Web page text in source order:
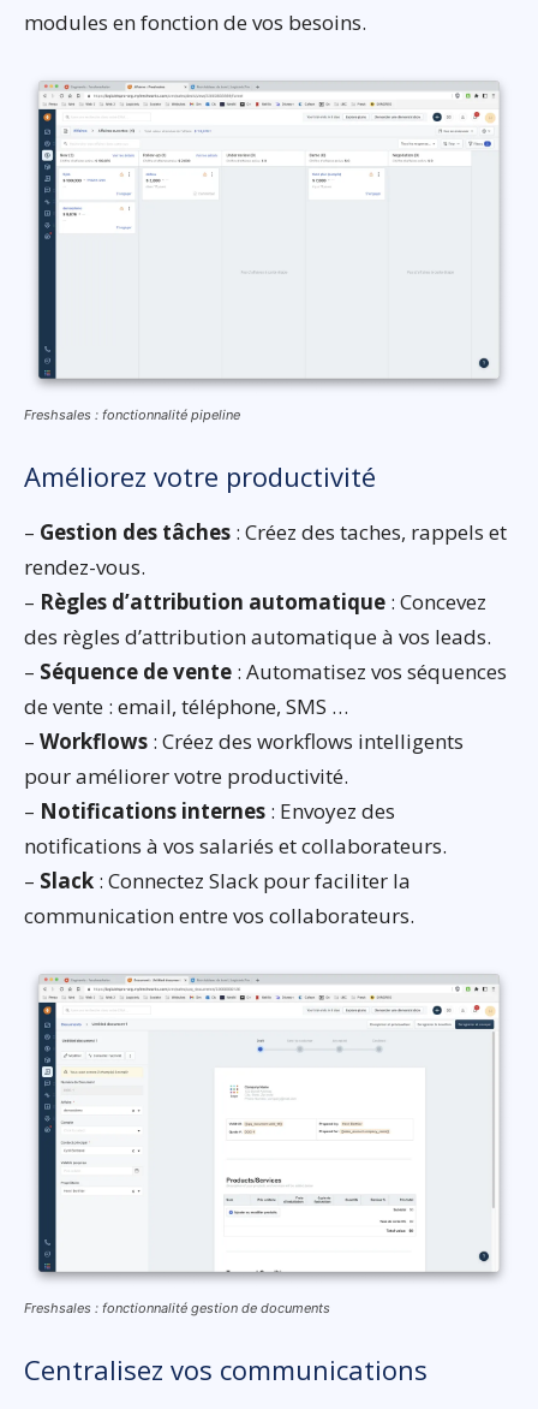
modules en fonction de vos besoins.
Freshsales : fonctionnalité pipeline
Améliorez votre productivité
– Gestion des tâches : Créez des taches, rappels et
rendez-vous.
– Règles d’attribution automatique : Concevez
des règles d’attribution automatique à vos leads.
– Séquence de vente : Automatisez vos séquences
de vente : email, téléphone, SMS …
– Workflows : Créez des workflows intelligents
pour améliorer votre productivité.
– Notifications internes : Envoyez des
notifications à vos salariés et collaborateurs.
– Slack : Connectez Slack pour faciliter la
communication entre vos collaborateurs.
Freshsales : fonctionnalité gestion de documents
Centralisez vos communications